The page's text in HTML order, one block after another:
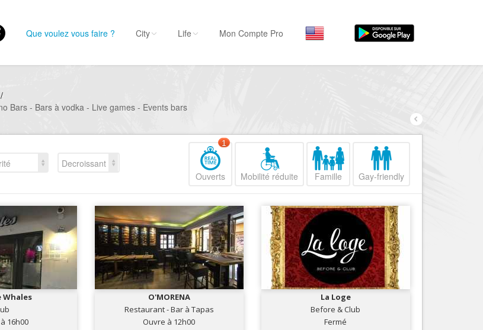
Que voulez vous faire ?
Musées, ...
Sortir
Commerces
Mode, ...
Loisirs
Plages, sports, ...
Services
Nice Promenade du
Nice le Port
Nice le Vieux Nice
Nice les Collines Niçoises
Nice le petit Marais Niçois
Nice la plaine du Var
Nice le Carré d’Or
City Life Mon Compte Pro
/
Bars - Bars à vodka - Live games - Events bars
Decroissant
Ouverts
1
Mobilité réduite Famille Gay-friendly
Whales
16h00
O'MORENA
Restaurant - Bar à Tapas
Ouvre à 12h00
La Loge
Before & Club
Fermé